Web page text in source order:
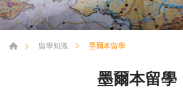
留學知識 墨爾本留學
墨爾本留學